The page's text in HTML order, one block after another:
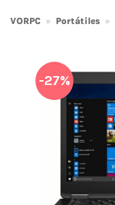
VORPC » Portátiles »
-27%